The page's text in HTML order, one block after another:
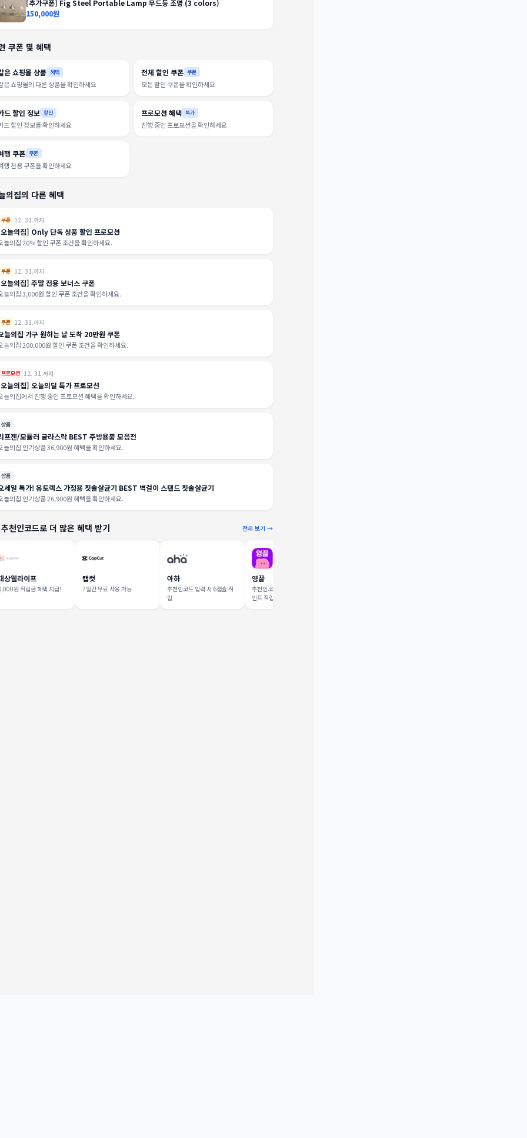
[추가쿠폰] Fig Steel Portable Lamp 무드등 조명 (3 colors)
150,000원
쿠폰 및 혜택
은 쇼핑몰 상품 혜택
은 쇼핑몰의 다른 상품을 확인하세요
전체 할인 쿠폰 쿠폰
모든 할인 쿠폰을 확인하세요
드 할인 정보 할인
드 할인 정보를 확인하세요
프로모션 혜택 특가
진행 중인 프로모션을 확인하세요
행 쿠폰 쿠폰
행 전용 쿠폰을 확인하세요
의집의 다른 혜택
쿠폰 12. 31.까지
늘의집] Only 단독 상품 할인 프로모션
늘의집 20% 할인 쿠폰 조건을 확인하세요.
쿠폰 12. 31.까지
늘의집] 주말 전용 보너스 쿠폰
늘의집 3,000원 할인 쿠폰 조건을 확인하세요.
쿠폰 12. 31.까지
늘의집 가구 원하는 날 도착 20만원 쿠폰
늘의집 200,000원 할인 쿠폰 조건을 확인하세요.
프로모션 12. 31.까지
늘의집] 오늘의딜 특가 프로모션
늘의집에서 진행 중인 프로모션 혜택을 확인하세요.
상품
프젠/모듈러 글라스락 BEST 주방용품 모음전
늘의집 인기상품 36,900원 혜택을 확인하세요.
상품
세일 특가! 유토렉스 가정용 칫솔살균기 BEST 벽걸이 스탠드 칫솔살균기
늘의집 인기상품 26,900원 혜택을 확인하세요.
천인코드로 더 많은 혜택 받기 전체 보기 →
상웰라이프
원 적립금 혜택 지급!
캡컷
7일간 무료 사용 가능
아하
추천인코드 입력 시 6캡슐 적
립
영끌
추천인코드 입력 시 1,000 포
인트 적립